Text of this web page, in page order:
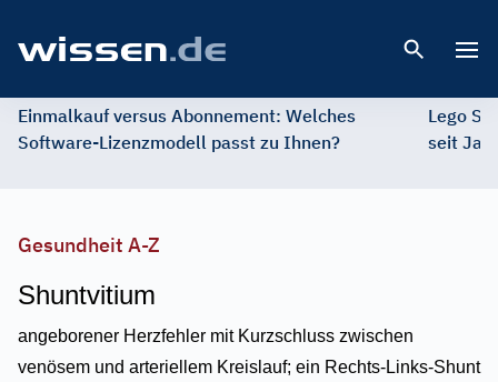
Einmalkauf versus Abonnement: Welches
Software-Lizenzmodell passt zu Ihnen?
Lego
seit
Gesundheit A-Z
Shuntvitium
angeborener Herzfehler mit Kurzschluss zwischen
venösem und arteriellem Kreislauf; ein Rechts-Links-Shunt